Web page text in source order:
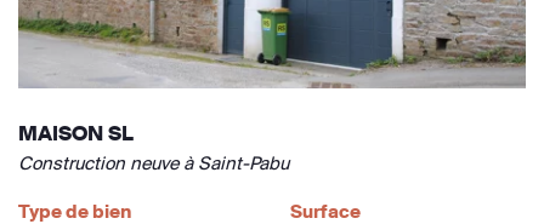
MAISON SL
Construction neuve à Saint-Pabu
Type de bien
Surface